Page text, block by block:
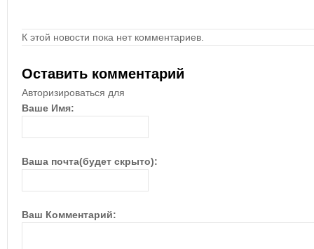
К этой новости пока нет комментариев.
Оставить комментарий
Авторизироваться для
Ваше Имя:
Ваша почта(будет скрыто):
Ваш Комментарий: